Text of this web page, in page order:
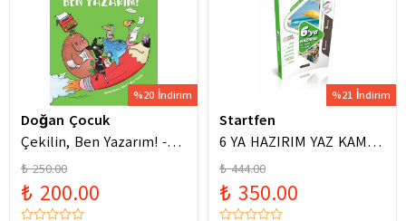
%20 İndirim
Doğan Çocuk
Çekilin, Ben Yazarım! -
Anıl Basılı
₺ 250.00
₺ 200.00
%21 İndirim
Startfen
6 YA HAZIRIM YAZ KAMPI
FÖYLERİ
₺ 444.00
₺ 350.00